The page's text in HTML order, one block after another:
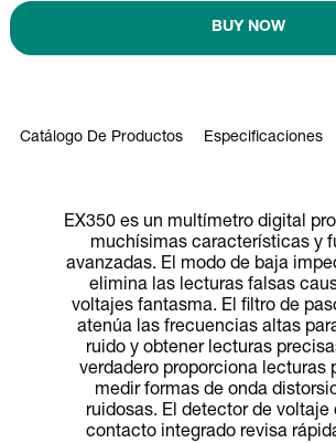
BUY NOW
Catálogo De Productos Especificaciones
EX350 es un multímetro digital
muchísimas características y
avanzadas. El modo de baja
elimina las lecturas falsas
voltajes fantasma. El filtro de
atenúa las frecuencias altas
ruido y obtener lecturas
verdadero proporciona lecturas
medir formas de onda
ruidosas. El detector de voltaje
contacto integrado revisa